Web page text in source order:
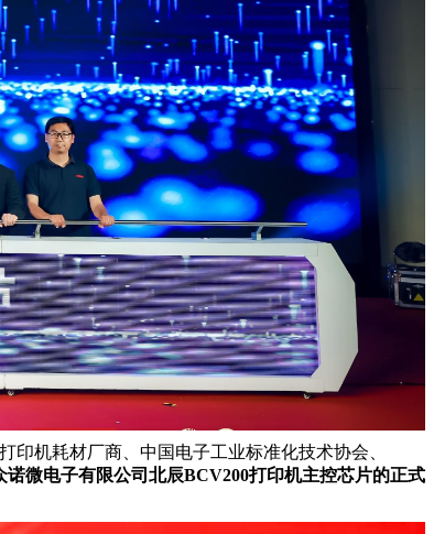
印机耗材厂商、中国电子工业标准化技术协会、
诺微电子有限公司北辰BCV200打印机主控芯片的正式